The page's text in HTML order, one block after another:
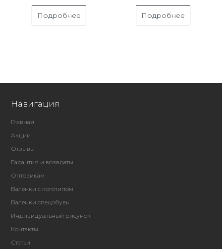
Подробнее Подробнее
Навигация
Главная
Акции
Отзывы
Гарантия и возвраты
Оптовикам
Валенки с логотипом
Валенки спецобувь
Индивидуальный рисунок
Контакты
Статьи